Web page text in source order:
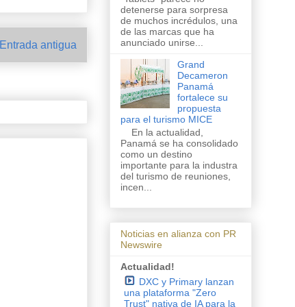
Entrada antigua
detenerse para sorpresa
de muchos incrédulos, una
de las marcas que ha
anunciado unirse...
Grand
Decameron
Panamá
fortalece su
propuesta
para el turismo MICE
En la actualidad,
Panamá se ha consolidado
como un destino
importante para la industra
del turismo de reuniones,
incen...
Noticias en alianza con PR
Newswire
Actualidad!
DXC y Primary lanzan
una plataforma "Zero
Trust" nativa de IA para la